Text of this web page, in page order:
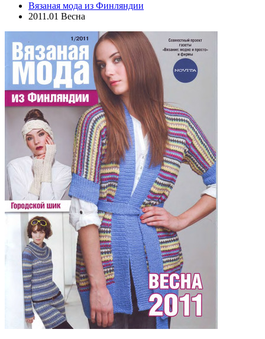
Вязаная мода из Финляндии
2011.01 Весна